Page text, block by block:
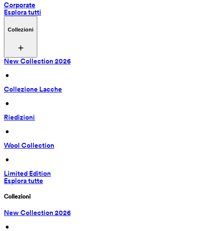
Corporate
Esplora tutti
Collezioni
New Collection 2026
•
Collezione Lacche
•
Riedizioni
•
Wool Collection
•
Limited Edition
Esplora tutte
Collezioni
New Collection 2026
•